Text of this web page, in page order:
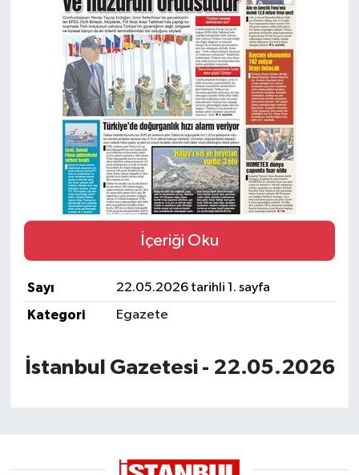
İçeriği Oku
Sayı
22.05.2026 tarihli 1. sayfa
Kategori
Egazete
İstanbul Gazetesi - 22.05.2026
BİLİM VE TEKNOLOJİ
OTOMOBİL
KURUMSAL